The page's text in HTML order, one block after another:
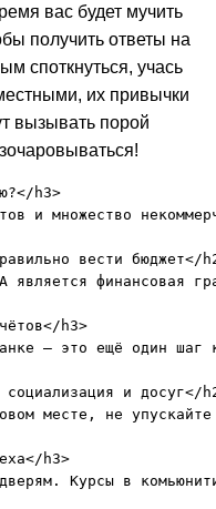
вас будет мучить
получить ответы на
споткнуться, учась
их привычки
вызывать порой
h3>
и множество
вести бюджет</
является финансовая
h3>
— это ещё один
и досуг</
месте, не
h3>
Курсы в